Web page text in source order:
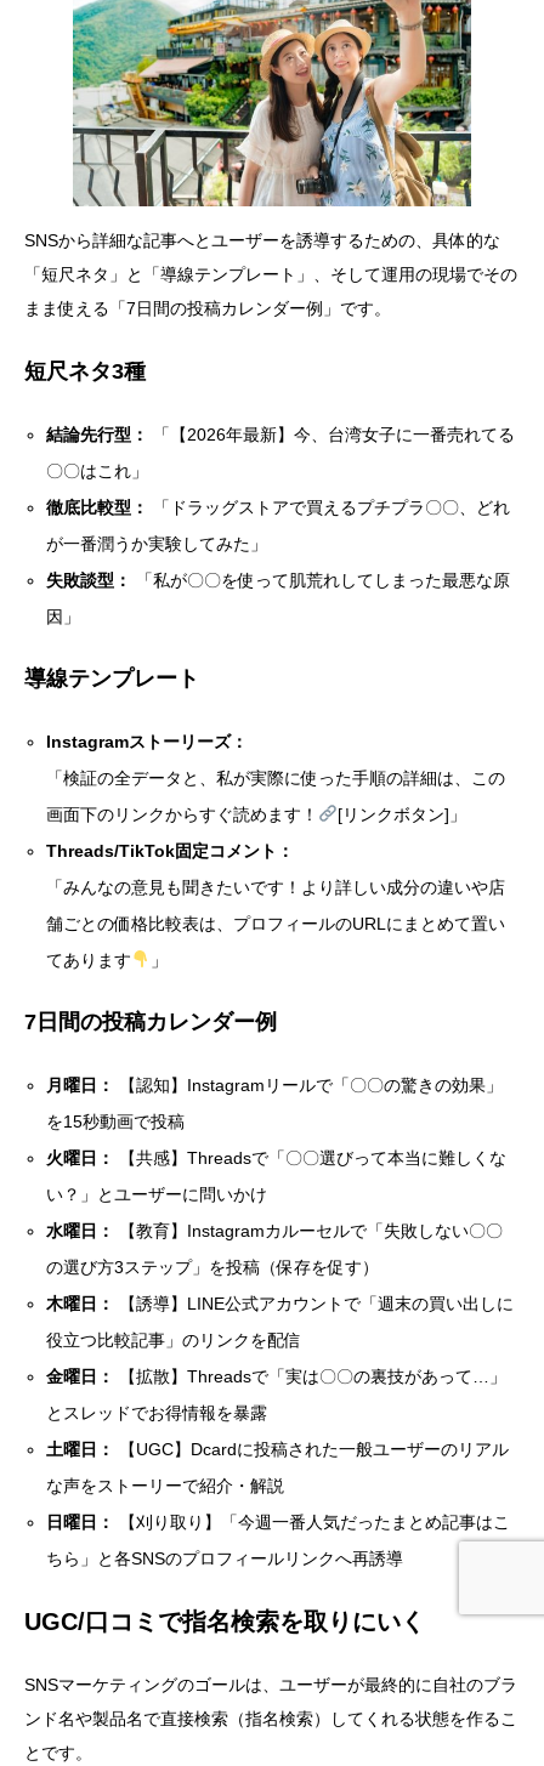
SNSから詳細な記事へとユーザーを誘導するための、具体的な
「短尺ネタ」と「導線テンプレート」、そして運用の現場でその
まま使える「7日間の投稿カレンダー例」です。
短尺ネタ3種
結論先行型：
「【2026年最新】今、台湾女子に一番売れてる
〇〇はこれ」
徹底比較型：
「ドラッグストアで買えるプチプラ〇〇、どれ
が一番潤うか実験してみた」
失敗談型：
「私が〇〇を使って肌荒れしてしまった最悪な原
因」
導線テンプレート
Instagramストーリーズ：
「検証の全データと、私が実際に使った手順の詳細は、この
画面下のリンクからすぐ読めます！
[リンクボタン]」
Threads/TikTok固定コメント：
「みんなの意見も聞きたいです！より詳しい成分の違いや店
舗ごとの価格比較表は、プロフィールのURLにまとめて置い
てあります
」
7日間の投稿カレンダー例
月曜日：
【認知】Instagramリールで「〇〇の驚きの効果」
を15秒動画で投稿
火曜日：
【共感】Threadsで「〇〇選びって本当に難しくな
い？」とユーザーに問いかけ
水曜日：
【教育】Instagramカルーセルで「失敗しない〇〇
の選び方3ステップ」を投稿（保存を促す）
木曜日：
【誘導】LINE公式アカウントで「週末の買い出しに
役立つ比較記事」のリンクを配信
金曜日：
【拡散】Threadsで「実は〇〇の裏技があって…」
とスレッドでお得情報を暴露
土曜日：
【UGC】Dcardに投稿された一般ユーザーのリアル
な声をストーリーで紹介・解説
日曜日：
【刈り取り】「今週一番人気だったまとめ記事はこ
ちら」と各SNSのプロフィールリンクへ再誘導
UGC/口コミで指名検索を取りにいく
SNSマーケティングのゴールは、ユーザーが最終的に自社のブラ
ンド名や製品名で直接検索（指名検索）してくれる状態を作るこ
とです。